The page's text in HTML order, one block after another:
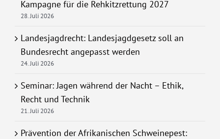
Kampagne für die Rehkitzrettung 2027
28. Juli 2026
Landesjagdrecht: Landesjagdgesetz soll an
Bundesrecht angepasst werden
24. Juli 2026
Seminar: Jagen während der Nacht – Ethik,
Recht und Technik
21. Juli 2026
Prävention der Afrikanischen Schweinepest: